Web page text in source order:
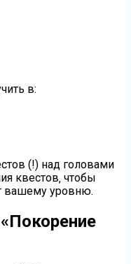
в:
(!) над головами
квестов‚ чтобы
вашему уровню.